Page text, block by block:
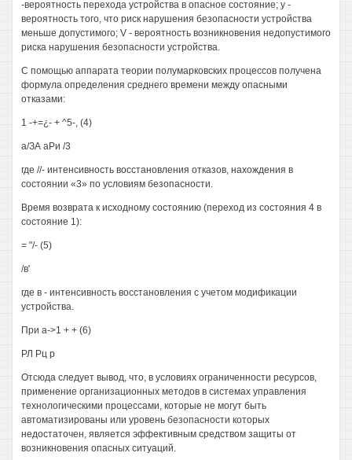
-вероятность перехода устройства в опасное состояние; у -
вероятность того, что риск нарушения безопасности устройства
меньше допустимого; V - вероятность возникновения недопустимого
риска нарушения безопасности устройства.
С помощью аппарата теории полумарковских процессов получена
формула определения среднего времени между опасными
отказами:
1 -+=¿- + ^5-, (4)
а/ЗА аРи /3
где //- интенсивность восстановления отказов, нахождения в
состоянии «3» по условиям безопасности.
Время возврата к исходному состоянию (переход из состояния 4 в
состояние 1):
= "/- (5)
/в'
где в - интенсивность восстановления с учетом модификации
устройства.
При а->1 + + (6)
РЛ Рц р
Отсюда следует вывод, что, в условиях ограниченности ресурсов,
применение организационных методов в системах управления
технологическими процессами, которые не могут быть
автоматизированы или уровень безопасности которых
недостаточен, является эффективным средством защиты от
возникновения опасных ситуаций.